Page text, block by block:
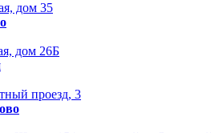
дом 35
дом 26Б
проезд, 3